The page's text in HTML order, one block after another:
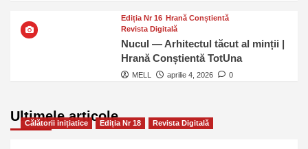
Ediția Nr 16 Hrană Conștientă
Revista Digitală
Nucul — Arhitectul tăcut al minții |
Hrană Conștientă TotUna
MELL aprilie 4, 2026 0
Ultimele articole
Călătorii inițiatice Ediția Nr 18 Revista Digitală